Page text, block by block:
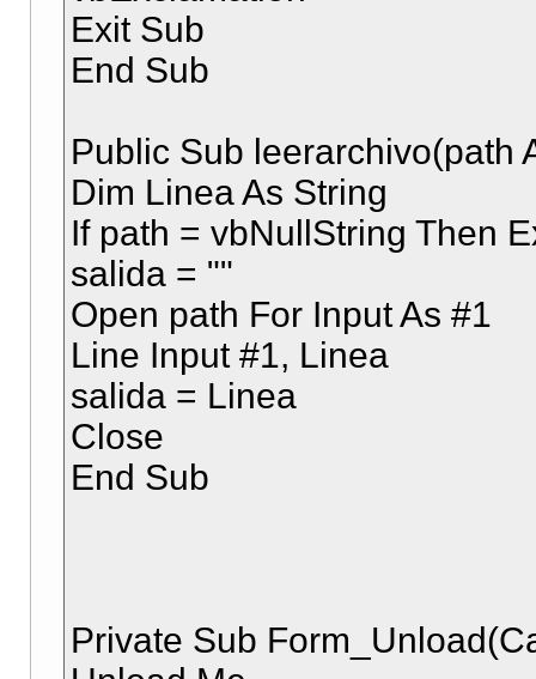
Exit Sub
End Sub
Public Sub leerarchivo(path
Dim Linea As String
If path = vbNullString Then
salida = ""
Open path For Input As #1
Line Input #1, Linea
salida = Linea
Close
End Sub
Private Sub